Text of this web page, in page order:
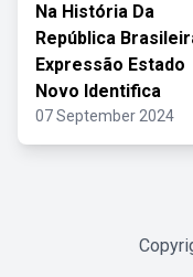
Na História Da
República
Expressão Estado
Novo Identifica
07 September 2024